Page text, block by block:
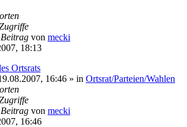
von mecki
18:13
Ortsrats
16:46 » in Ortsrat/Parteien/Wahlen
von mecki
16:46